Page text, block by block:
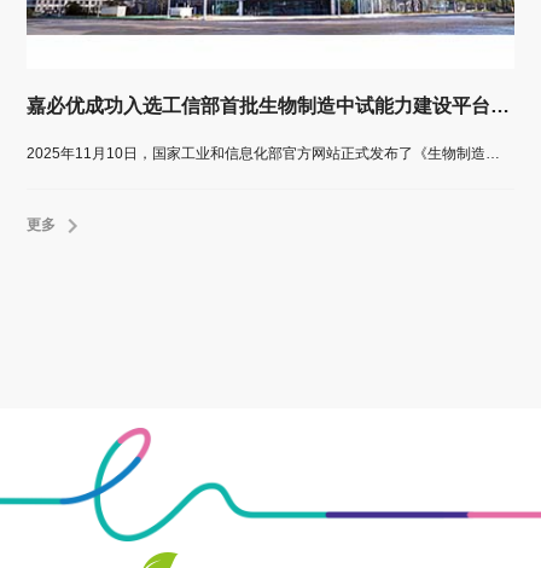
嘉必优成功入选工信部首批生物制造中试能力建设平台公示名单
2025年11月10日，国家工业和信息化部官方网站正式发布了《生物制造中试能力建设平台名单（第一批）公示通知》。嘉必优生物技术（武汉）股份有限公司成功入选该名单。
更多